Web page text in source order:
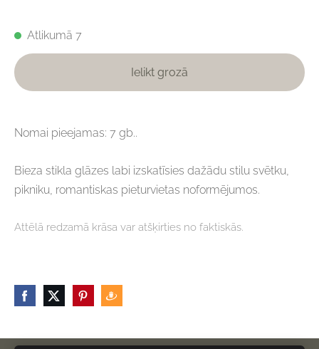
Atlikumā 7
Ielikt grozā
Nomai pieejamas: 7 gb..
Bieza stikla glāzes labi izskatīsies dažādu stilu svētku,
pikniku, romantiskas pieturvietas noformējumos.
Attēlā redzamā krāsa var atšķirties no faktiskās.